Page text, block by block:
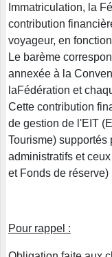
Immatriculation, la
contribution
voyageur, en
Le barème
annexée à la
laFédération et
Cette contribution
de gestion de l'EIT
Tourisme)
administratifs et
et Fonds de réserve)
Pour rappel :